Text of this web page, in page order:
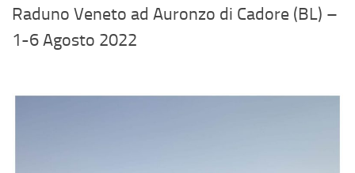
Raduno Veneto ad Auronzo di Cadore (BL) –
1-6 Agosto 2022